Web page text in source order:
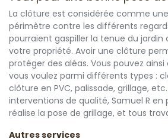
La clôture est considérée comme
périmètre contre les différents
pourraient gaspiller la tenue du jardin
votre propriété. Avoir une clôture
protéger des aléas. Vous pouvez
vous voulez parmi différents types :
clôture en PVC, palissade, grillage,
interventions de qualité, Samuel R en
réalise la pose de grillage, et tous
Autres services